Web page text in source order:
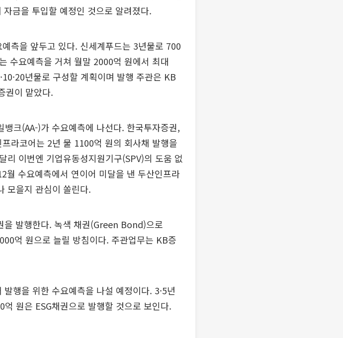
자금을 투입할 예정인 것으로 알려졌다.
측을 앞두고 있다. 신세계푸드는 3년물로 700
수요예측을 거쳐 월말 2000억 원에서 최대
년물로 구성할 계획이며 발행 주관은 KB
권이 맡았다.
크(AA-)가 수요예측에 나선다. 한국투자증권,
라코어는 2년 물 1100억 원의 회사채 발행을
리 이번엔 기업유동성지원기구(SPV)의 도움 없
월 수요예측에서 연이어 미달을 낸 두산인프라
모을지 관심이 쏠린다.
을 발행한다. 녹색 채권(Green Bond)으로
억 원으로 늘릴 방침이다. 주관업무는 KB증
행을 위한 수요예측을 나설 예정이다. 3·5년
원은 ESG채권으로 발행할 것으로 보인다.